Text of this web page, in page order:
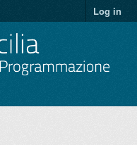
Log in